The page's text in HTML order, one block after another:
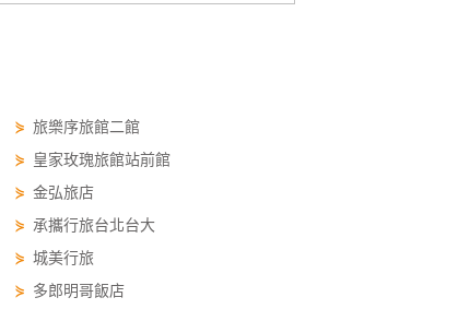
⋟ 旅樂序旅館二館
⋟ 皇家玫瑰旅館站前館
⋟ 金弘旅店
⋟ 承攜行旅台北台大
⋟ 城美行旅
⋟ 多郎明哥飯店